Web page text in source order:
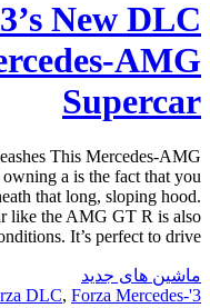
New DLC
AMG
Supercar
This Mercedes-AMG
a is the fact that you
that long, sloping hood.
like the AMG GT R is also
It’s perfect to drive […]
ماشین های جدید
3's Mercedes-AMG
DLC, Forza Mercedes-